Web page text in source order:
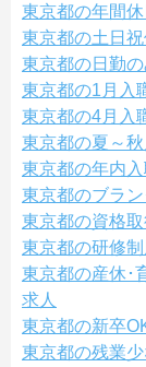
東京都の年間
東京都の土日
東京都の日勤
東京都の1月入
東京都の4月入
東京都の夏～
東京都の年内
東京都のブラ
東京都の資格
東京都の研修
東京都の産休･
求人
東京都の新卒
東京都の残業